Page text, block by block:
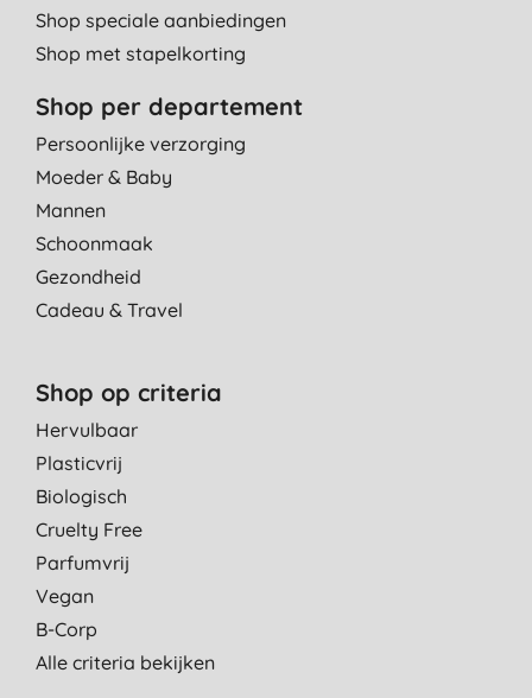
Shop speciale aanbiedingen
Shop met stapelkorting
Shop per departement
Persoonlijke verzorging
Moeder & Baby
Mannen
Schoonmaak
Gezondheid
Cadeau & Travel
Shop op criteria
Hervulbaar
Plasticvrij
Biologisch
Cruelty Free
Parfumvrij
Vegan
B-Corp
Alle criteria bekijken